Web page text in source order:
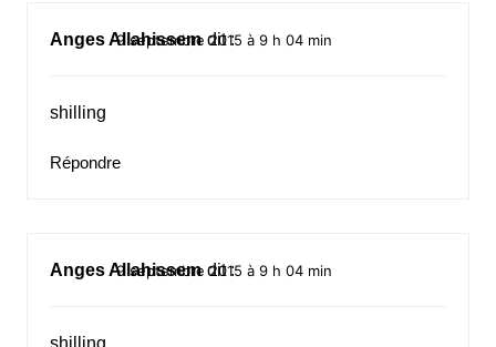
Anges Allahissem dit :
9 septembre 2015 à 9 h 04 min
shilling
Répondre
Anges Allahissem dit :
9 septembre 2015 à 9 h 04 min
shilling